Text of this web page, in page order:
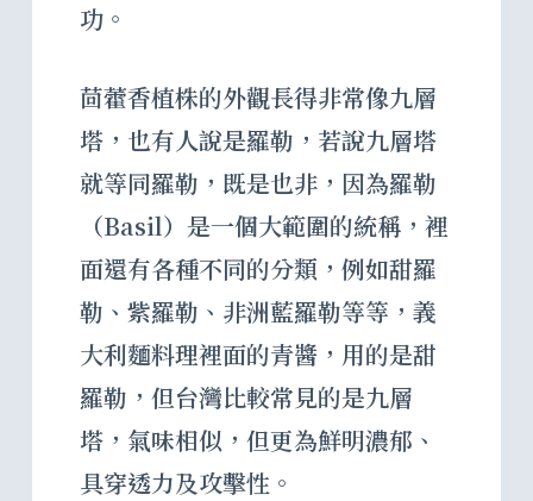
功。
茴藿香植株的外觀長得非常像九層
塔，也有人說是羅勒，若說九層塔
就等同羅勒，既是也非，因為羅勒
（Basil）是一個大範圍的統稱，裡
面還有各種不同的分類，例如甜羅
勒、紫羅勒、非洲藍羅勒等等，義
大利麵料理裡面的青醬，用的是甜
羅勒，但台灣比較常見的是九層
塔，氣味相似，但更為鮮明濃郁、
具穿透力及攻擊性。